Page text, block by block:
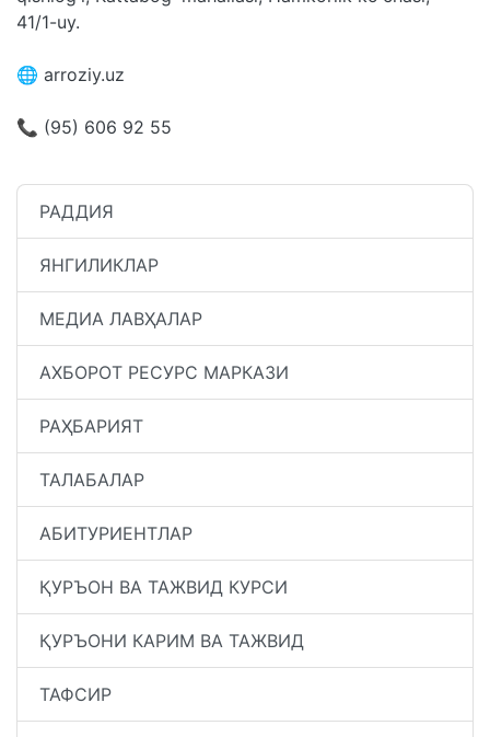
41/1-uy.
🌐 arroziy.uz
📞 (95) 606 92 55
РАДДИЯ
ЯНГИЛИКЛАР
МЕДИА ЛАВҲАЛАР
АХБОРОТ РЕСУРС МАРКАЗИ
РАҲБАРИЯТ
ТАЛАБАЛАР
АБИТУРИЕНТЛАР
ҚУРЪОН ВА ТАЖВИД КУРСИ
ҚУРЪОНИ КАРИМ ВА ТАЖВИД
ТАФСИР